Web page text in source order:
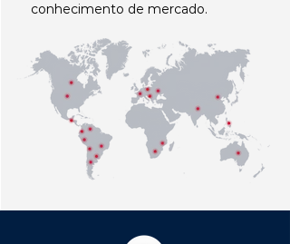
conhecimento de mercado.